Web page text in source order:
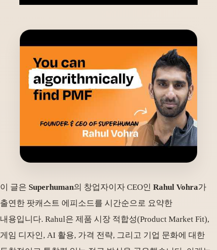
이 글은 Superhuman의 창업자이자 CEO인 Rahul Vohra가
출연한 팟캐스트 에피소드를 시간순으로 요약한
내용입니다. Rahul은 제품 시장 적합성(Product Market Fit),
게임 디자인, AI 활용, 가격 전략, 그리고 기업 문화에 대한